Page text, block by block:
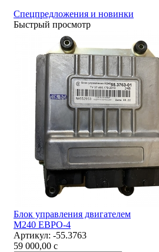
Спецпредложения и новинки
Быстрый просмотр
Блок управления двигателем
М240 ЕВРО-4
Артикул: -55.3763
59 000,00 c